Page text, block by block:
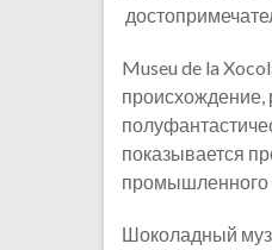
Museu de la
происхождение,
показывается
промышленного
Шоколадный